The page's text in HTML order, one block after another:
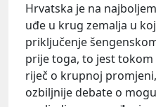
Hrvatska je na
uđe u krug zemalja u
priključenje
prije toga, to jest tokom
riječ o krupnoj
ozbiljnije debate o